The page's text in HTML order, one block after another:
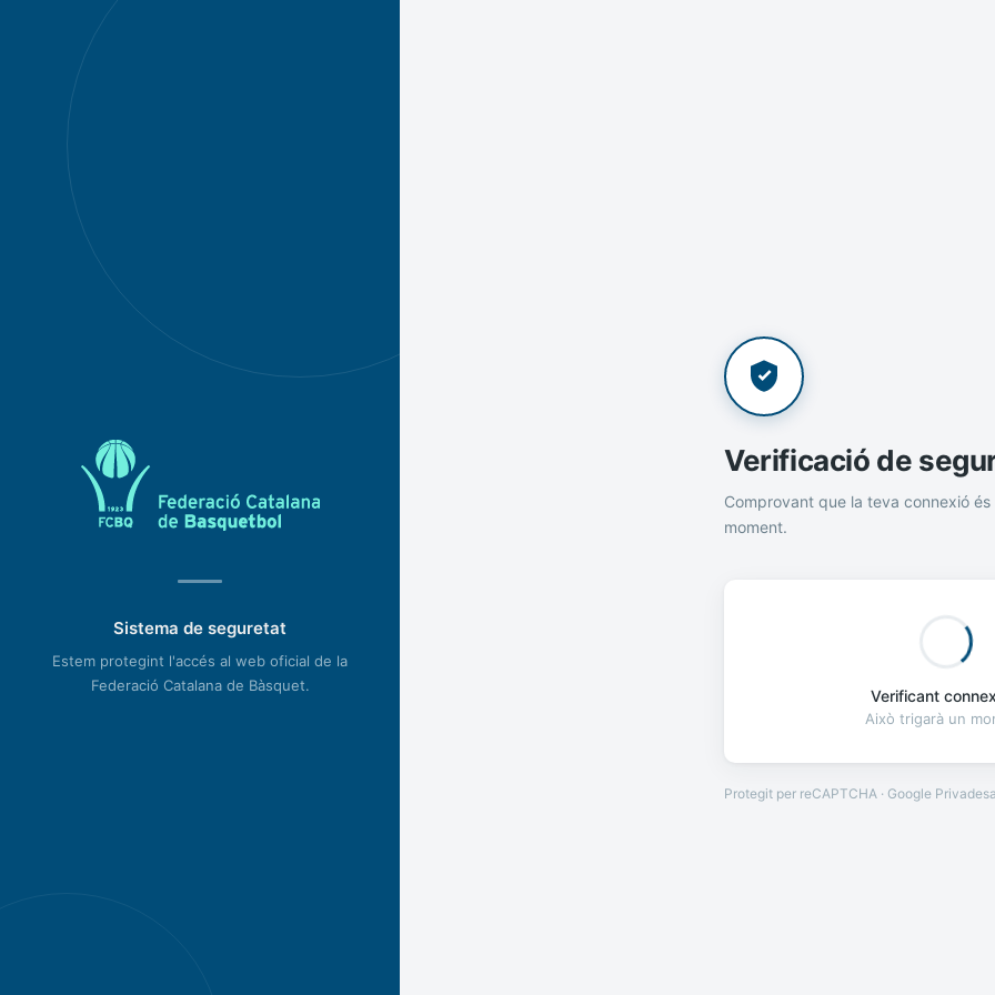
Sistema de seguretat
Estem protegint l'accés al web oficial de la
Federació Catalana de Bàsquet.
Verificació de
Comprovant que la teva connexió és
moment.
Verificant
Això trigarà un
Protegit per reCAPTCHA · Google Privadesa